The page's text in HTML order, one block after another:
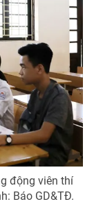
AI
động viên thí
Báo GD&TĐ.